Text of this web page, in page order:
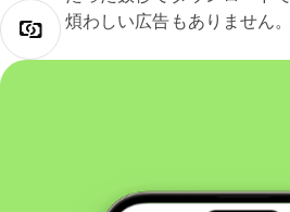
煩わしい広告もありません。